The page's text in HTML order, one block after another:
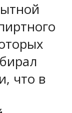
что в